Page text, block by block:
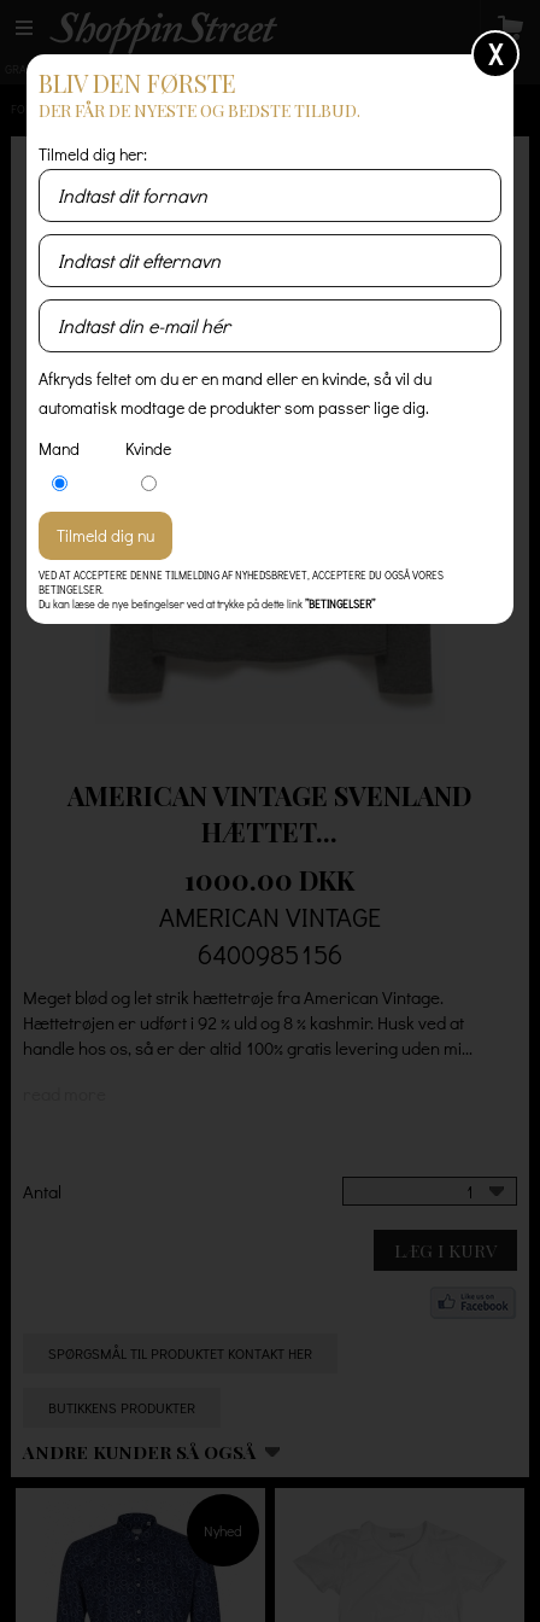
GRATIS LEVERING
FORSIDE / HERRE / TRØJER & STRIK / AMERICAN VINTAGE SVENLAND HÆTTETRØJE
AMERICAN VINTAGE SVENLAND
HÆTTET...
1000.00 DKK
AMERICAN VINTAGE
6400985156
Meget blød og let strik hættetrøje fra American Vintage.
Hættetrøjen er udført i 92 % uld og 8 % kashmir. Husk ved at
handle hos os, så er der altid 100% gratis levering uden mi...
Antal 1
LÆG I KURV
SPØRGSMÅL TIL PRODUKTET KONTAKT HER
BUTIKKENS PRODUKTER
ANDRE KUNDER SÅ OGSÅ
Nyhed
X
BLIV DEN FØRSTE
DER FÅR DE NYESTE OG BEDSTE TILBUD.
Tilmeld dig her:
Afkryds feltet om du er en mand eller en kvinde, så vil du
automatisk modtage de produkter som passer lige dig.
Mand
Kvinde
VED AT ACCEPTERE DENNE TILMELDING AF NYHEDSBREVET, ACCEPTERE DU OGSÅ VORES
BETINGELSER.
Du kan læse de nye betingelser ved at trykke på dette link”BETINGELSER”